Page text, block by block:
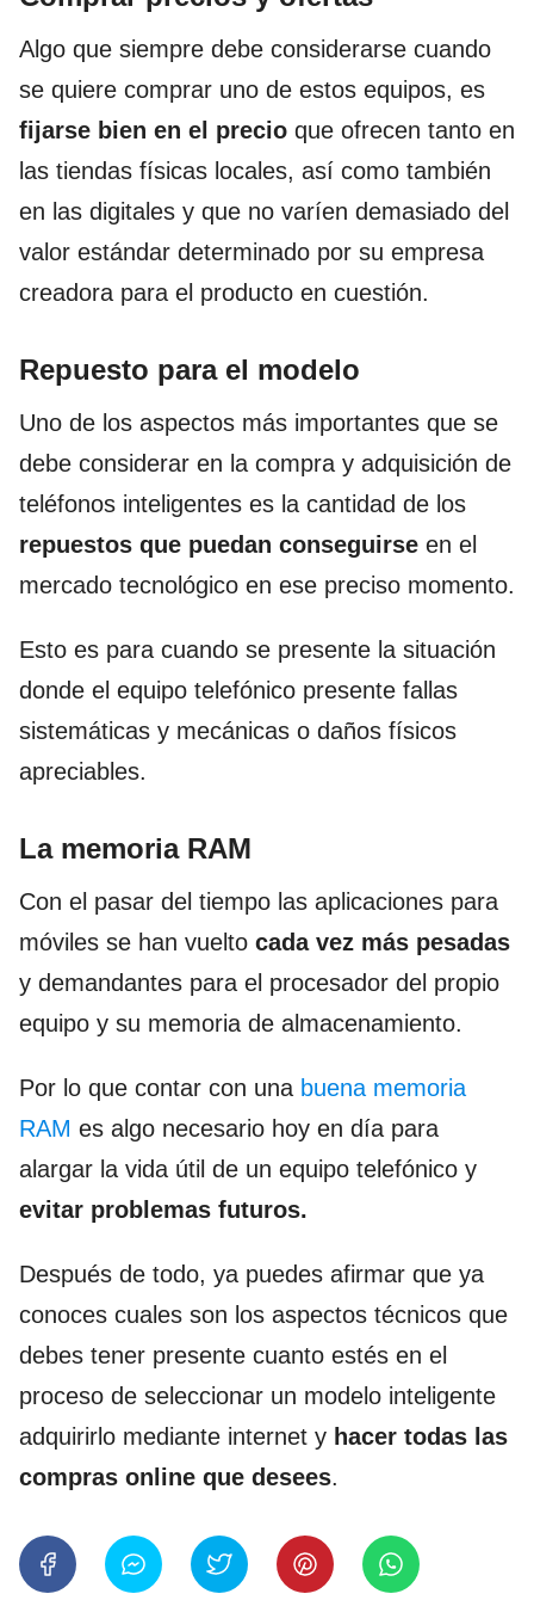
Algo que siempre debe considerarse cuando
se quiere comprar uno de estos equipos, es
fijarse bien en el precio que ofrecen tanto en
las tiendas físicas locales, así como también
en las digitales y que no varíen demasiado del
valor estándar determinado por su empresa
creadora para el producto en cuestión.
Repuesto para el modelo
Uno de los aspectos más importantes que se
debe considerar en la compra y adquisición de
teléfonos inteligentes es la cantidad de los
repuestos que puedan conseguirse en el
mercado tecnológico en ese preciso momento.
Esto es para cuando se presente la situación
donde el equipo telefónico presente fallas
sistemáticas y mecánicas o daños físicos
apreciables.
La memoria RAM
Con el pasar del tiempo las aplicaciones para
móviles se han vuelto cada vez más pesadas
y demandantes para el procesador del propio
equipo y su memoria de almacenamiento.
Por lo que contar con una buena memoria
RAM es algo necesario hoy en día para
alargar la vida útil de un equipo telefónico y
evitar problemas futuros.
Después de todo, ya puedes afirmar que ya
conoces cuales son los aspectos técnicos que
debes tener presente cuanto estés en el
proceso de seleccionar un modelo inteligente
adquirirlo mediante internet y hacer todas las
compras online que desees.